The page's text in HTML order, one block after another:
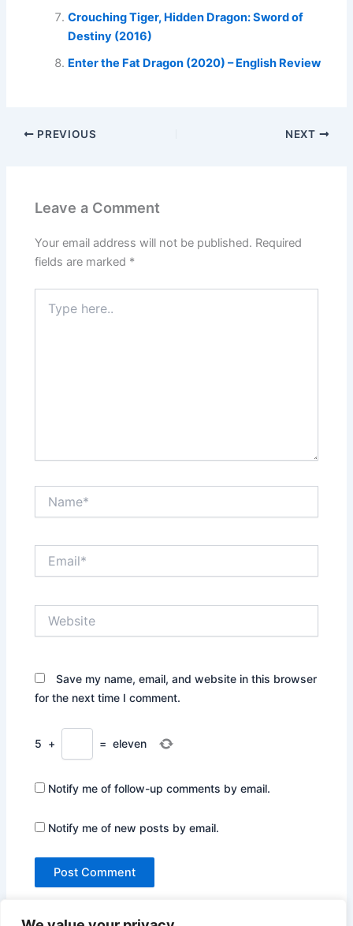
Crouching Tiger, Hidden Dragon: Sword of
Destiny (2016)
Enter the Fat Dragon (2020) – English Review
PREVIOUS NEXT
Leave a Comment
Your email address will not be published. Required
fields are marked *
here..
Save my name, email, and website in this browser
for the next time I comment.
5 + = eleven
Notify me of follow-up comments by email.
Notify me of new posts by email.